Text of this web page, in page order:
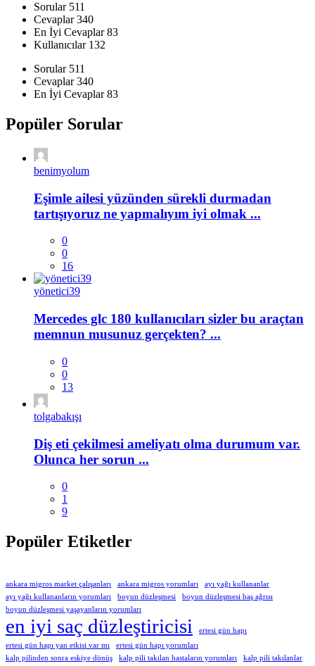
Sorular 511
Cevaplar340
En İyi Cevaplar83
Kullanıcılar 132
İstatistikler
Sorular 511
Cevaplar340
En İyi Cevaplar83
Popüler Sorular
benimyolum
Eşimle ailesi yüzünden sürekli durmadan
tartışıyoruz ne yapmalıyım iyi olmak ...
0
0
16
yönetici39
Mercedes glc 180 kullanıcıları sizler bu araçtan
memnun musunuz gerçekten? ...
0
0
13
tolgabakışı
Diş eti çekilmesi ameliyatı olma durumum var.
Olunca her sorun ...
0
1
9
Popüler Etiketler
ankara migros market çalışanları ankara migros yorumları
ayı yağı kullananlar
ayı yağı kullananların yorumları
boyun düzleşmesi
boyun düzleşmesi baş ağrısı
boyun düzleşmesi yaşayanların yorumları
en iyi saç düzleştiricisi
ertesi gün hapı
ertesi gün hapı yan etkisi var mı
ertesi gün hapı yorumları
kalp pilinden sonra eskiye dönüş
kalp pili takılan hastaların yorumları
kalp pili takılanlar